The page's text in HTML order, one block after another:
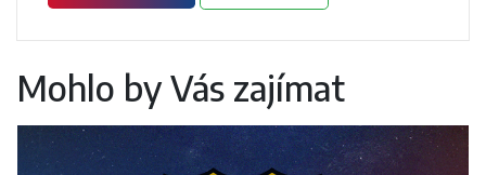
Mohlo by Vás zajímat